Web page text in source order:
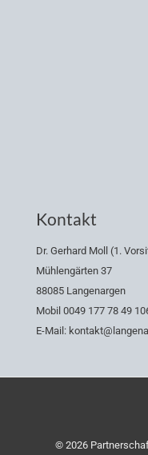
Kontakt
Dr. Gerhard Moll (1.
Mühlengärten 37
88085 Langenargen
Mobil 0049 177 78 49
E-Mail:
© 2026